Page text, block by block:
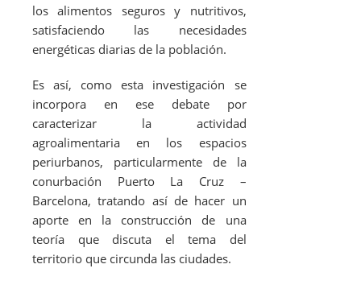
los alimentos seguros y nutritivos,
satisfaciendo las necesidades
energéticas diarias de la población.
Es así, como esta investigación se
incorpora en ese debate por
caracterizar la actividad
agroalimentaria en los espacios
periurbanos, particularmente de la
conurbación Puerto La Cruz –
Barcelona, tratando así de hacer un
aporte en la construcción de una
teoría que discuta el tema del
territorio que circunda las ciudades.